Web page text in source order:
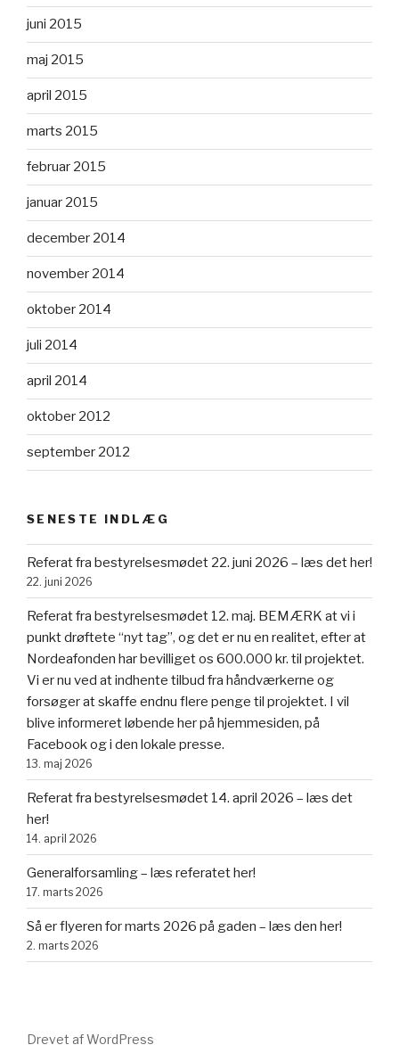
juni 2015
maj 2015
april 2015
marts 2015
februar 2015
januar 2015
december 2014
november 2014
oktober 2014
juli 2014
april 2014
oktober 2012
september 2012
SENESTE INDLÆG
Referat fra bestyrelsesmødet 22. juni 2026 – læs det her!
22. juni 2026
Referat fra bestyrelsesmødet 12. maj. BEMÆRK at vi i
punkt drøftete “nyt tag”, og det er nu en realitet, efter at
Nordeafonden har bevilliget os 600.000 kr. til projektet.
Vi er nu ved at indhente tilbud fra håndværkerne og
forsøger at skaffe endnu flere penge til projektet. I vil
blive informeret løbende her på hjemmesiden, på
Facebook og i den lokale presse.
13. maj 2026
Referat fra bestyrelsesmødet 14. april 2026 – læs det
her!
14. april 2026
Generalforsamling – læs referatet her!
17. marts 2026
Så er flyeren for marts 2026 på gaden – læs den her!
2. marts 2026
Drevet af WordPress